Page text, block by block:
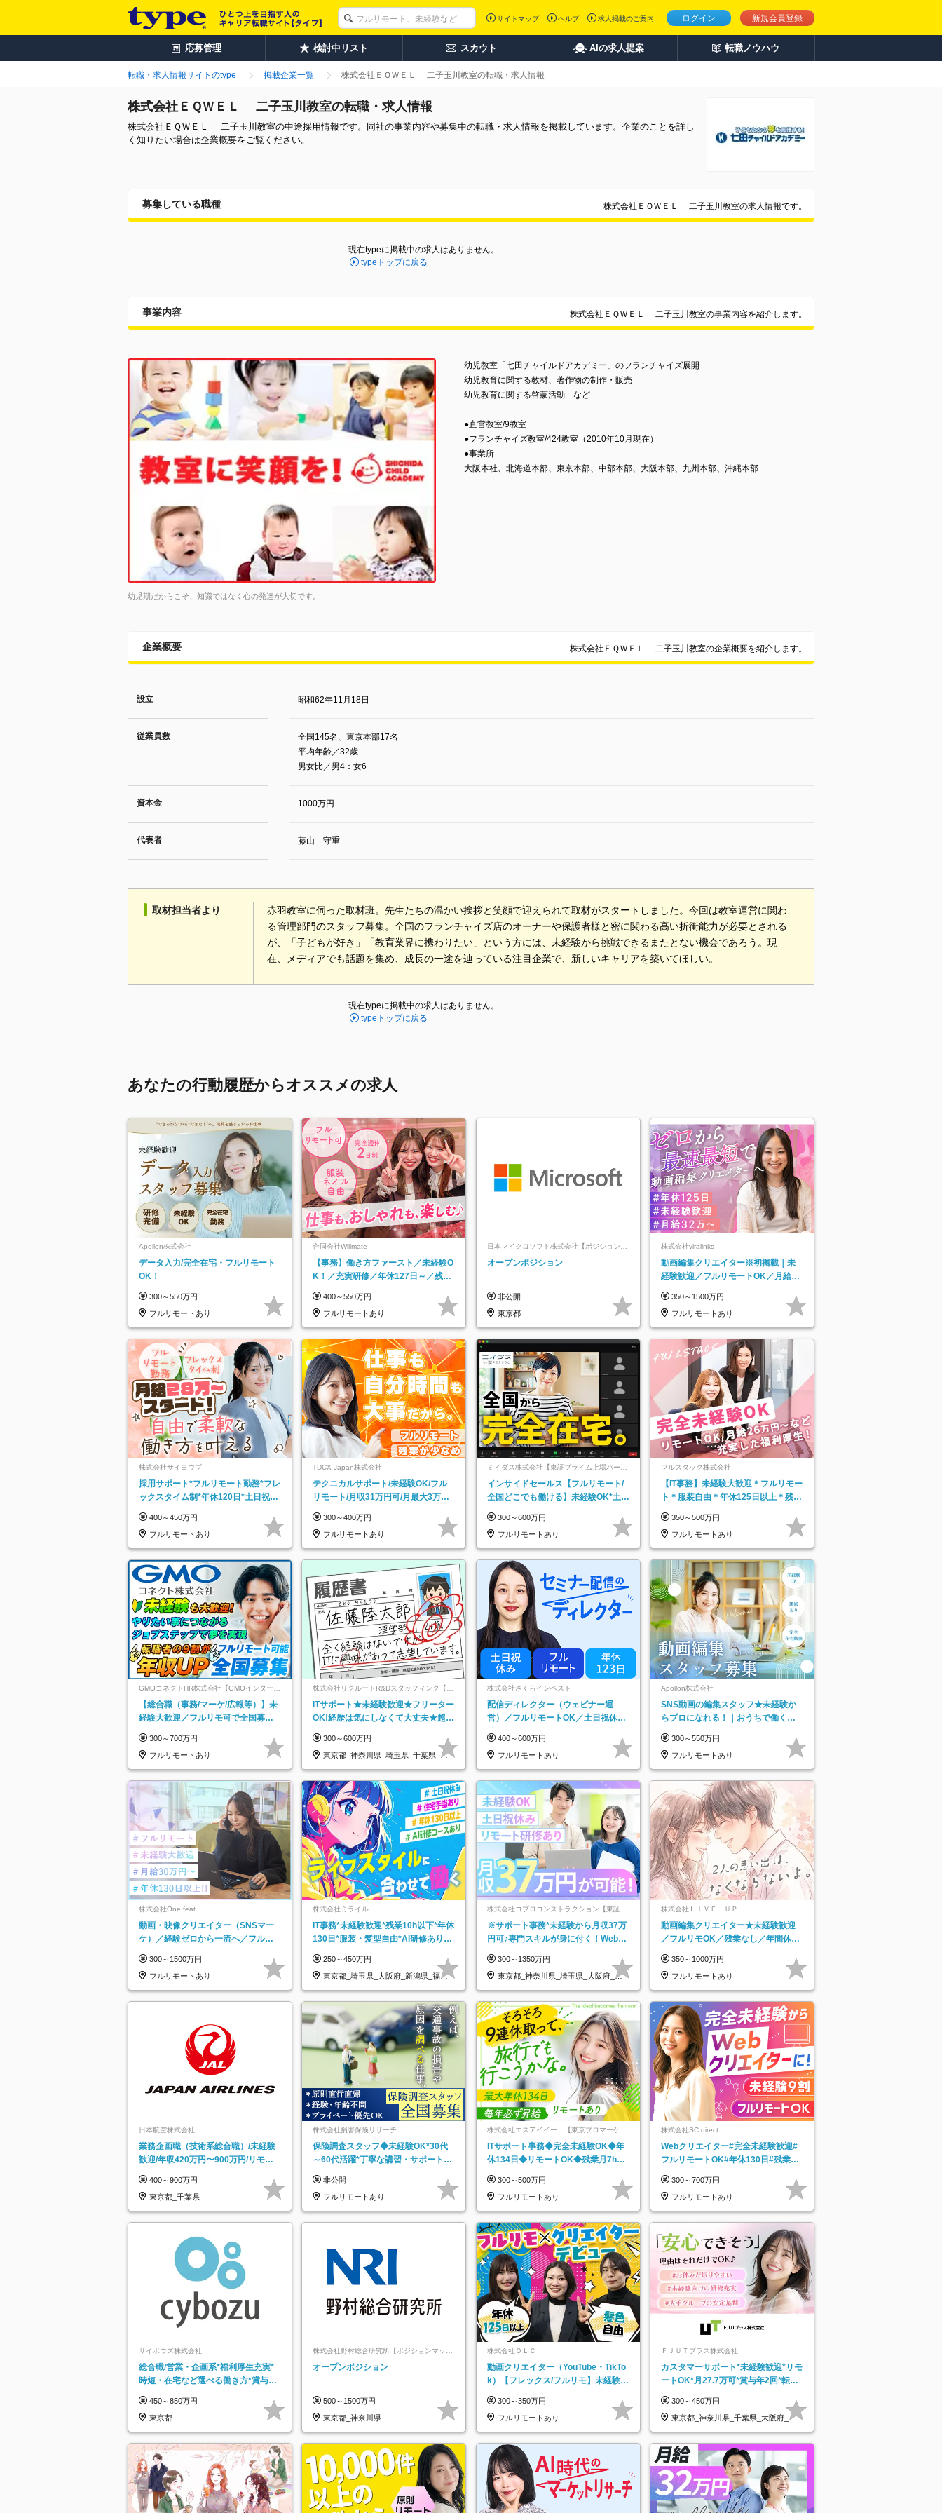
ログイン 新規会員登録
サイトマップ ヘルプ 求人掲載のご案内
応募管理 検討中リスト スカウト AIの求人提案 転職ノウハウ
転職・求人情報サイトのtype 掲載企業一覧 株式会社ＥＱＷＥＬ 二子玉川教室の転職・求人情報
株式会社ＥＱＷＥＬ 二子玉川教室の転職・求人情報
株式会社ＥＱＷＥＬ 二子玉川教室の中途採用情報です。同社の事業内容や募集中の転職・求人情報を掲載しています。企業のことを詳し
く知りたい場合は企業概要をご覧ください。
募集している職種 株式会社ＥＱＷＥＬ 二子玉川教室の求人情報です。
現在typeに掲載中の求人はありません。
typeトップに戻る
事業内容 株式会社ＥＱＷＥＬ 二子玉川教室の事業内容を紹介します。
幼児期だからこそ、知識ではなく心の発達が大切です。
幼児教室「七田チャイルドアカデミー」のフランチャイズ展開
幼児教育に関する教材、著作物の制作・販売
幼児教育に関する啓蒙活動 など
●直営教室/9教室
●フランチャイズ教室/424教室（2010年10月現在）
●事業所
大阪本社、北海道本部、東京本部、中部本部、大阪本部、九州本部、沖縄本部
企業概要 株式会社ＥＱＷＥＬ 二子玉川教室の企業概要を紹介します。
設立 昭和62年11月18日
従業員数
全国145名、東京本部17名
平均年齢／32歳
男女比／男4：女6
資本金 1000万円
代表者 藤山 守重
取材担当者より
赤羽教室に伺った取材班。先生たちの温かい挨拶と笑顔で迎えられて取材がスタートしました。今回は教室運営に関わ
る管理部門のスタッフ募集。全国のフランチャイズ店のオーナーや保護者様と密に関わる高い折衝能力が必要とされる
が、「子どもが好き」「教育業界に携わりたい」という方には、未経験から挑戦できるまたとない機会であろう。現
在、メディアでも話題を集め、成長の一途を辿っている注目企業で、新しいキャリアを築いてほしい。
現在typeに掲載中の求人はありません。
typeトップに戻る
あなたの行動履歴からオススメの求人
Apollon株式会社
データ入力/完全在宅・フルリモート
OK！
300～550万円
フルリモートあり
合同会社Willmate
【事務】働き方ファースト／未経験O
K！／充実研修／年休127日～／残業
400～550万円
フルリモートあり
日本マイクロソフト株式会社【ポジションマ
ッチ登録】
オープンポジション
非公開
東京都
株式会社viralinks
動画編集クリエイター※初掲載｜未
経験歓迎／フルリモートOK／月給32
350～1500万円
フルリモートあり
株式会社サイヨウブ
採用サポート*フルリモート勤務*フレ
ックスタイム制*年休120日*土日祝休
400～450万円
フルリモートあり
TDCX Japan株式会社
テクニカルサポート/未経験OK/フル
リモート/月収31万円可/月最大3万の
300～400万円
フルリモートあり
ミイダス株式会社【東証プライム上場パーソ
インサイドセールス【フルリモート/
全国どこでも働ける】未経験OK*土日
300～600万円
フルリモートあり
フルスタック株式会社
【IT事務】未経験大歓迎＊フルリモー
ト＊服装自由＊年休125日以上＊残業
350～500万円
フルリモートあり
GMOコネクトHR株式会社【GMOインターネ
ットグループ】
【総合職（事務/マーケ/広報等）】未
経験大歓迎／フルリモ可で全国募
★
300～700万円
フルリモートあり
株式会社リクルートR&Dスタッフィング【リ
クルートグループ】
ITサポート★未経験歓迎★フリーター
OK!経歴は気にしなくて大丈夫★超大
300～600万円
東京都_神奈川県_埼玉県_千葉県_大
阪府…
株式会社さくらインベスト
配信ディレクター（ウェビナー運
営）／フルリモートOK／土日祝休み
400～600万円
フルリモートあり
Apollon株式会社
SNS動画の編集スタッフ★未経験か
らプロになれる！｜おうちで働くフ
300～550万円
フルリモートあり
株式会社One feat.
動画・映像クリエイター（SNSマー
ケ）／経験ゼロから一流へ／フルリ
日以上
300～1500万円
フルリモートあり
株式会社ミライル
IT事務*未経験歓迎*残業10h以下*年休
130日*服装・髪型自由*AI研修あり*
250～450万円
東京都_埼玉県_大阪府_新潟県_福岡
県
株式会社コプロコンストラクション【東証プ
ライム上場コプロ・ホールディングス子会
社】
※サポート事務*未経験から月収37万
円可♪専門スキルが身に付く！Web面
300～1350万円
東京都_神奈川県_埼玉県_大阪府_愛
知県…
株式会社ＬＩＶＥ ＵＰ
動画編集クリエイター★未経験歓迎
／フルリモOK／残業なし／年間休日
実で安心
350～1000万円
フルリモートあり
日本航空株式会社
業務企画職（技術系総合職）/未経験
歓迎/年収420万円〜900万円/リモー
400～900万円
東京都_千葉県
株式会社損害保険リサーチ
保険調査スタッフ◆未経験OK*30代
～60代活躍*丁寧な講習・サポートあ
託
非公開
フルリモートあり
株式会社エスアイイー 【東京プロマーケッ
ITサポート事務◆完全未経験OK◆年
休134日◆リモートOK◆残業月7h以
300～500万円
フルリモートあり
株式会社SC direct
Webクリエイター#完全未経験歓迎#
フルリモートOK#年休130日#残業月
300～700万円
フルリモートあり
サイボウズ株式会社
総合職/営業・企画系*福利厚生充実*
時短・在宅など選べる働き方*賞与年
450～850万円
東京都
株式会社野村総合研究所【ポジションマッチ
オープンポジション
500～1500万円
東京都_神奈川県
株式会社ＯＬＣ
動画クリエイター（YouTube・TikTo
k）【フレックス/フルリモ】未経験O
300～350万円
フルリモートあり
ＦＪＵＴプラス株式会社
カスタマーサポート*未経験歓迎*リモ
ートOK*月27.7万可*賞与年2回*転勤
300～450万円
東京都_神奈川県_千葉県_大阪府_愛
知県…